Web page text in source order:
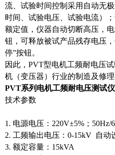
流、试验时间控制采用自动无
时间、试验电压、试验电流）
额定值，仪器自动切断高压，
钮，可释放被试产品残存电压
停”按钮。
因此，PVT型电机工频耐电压
机（变压器）行业的制造及修
PVT系列电机工频耐电压测试仪
技术参数
1. 电源电压：220V±5%；50Hz/
2. 工频输出电压：0-15kV 自
3. 额定容量：15kVA